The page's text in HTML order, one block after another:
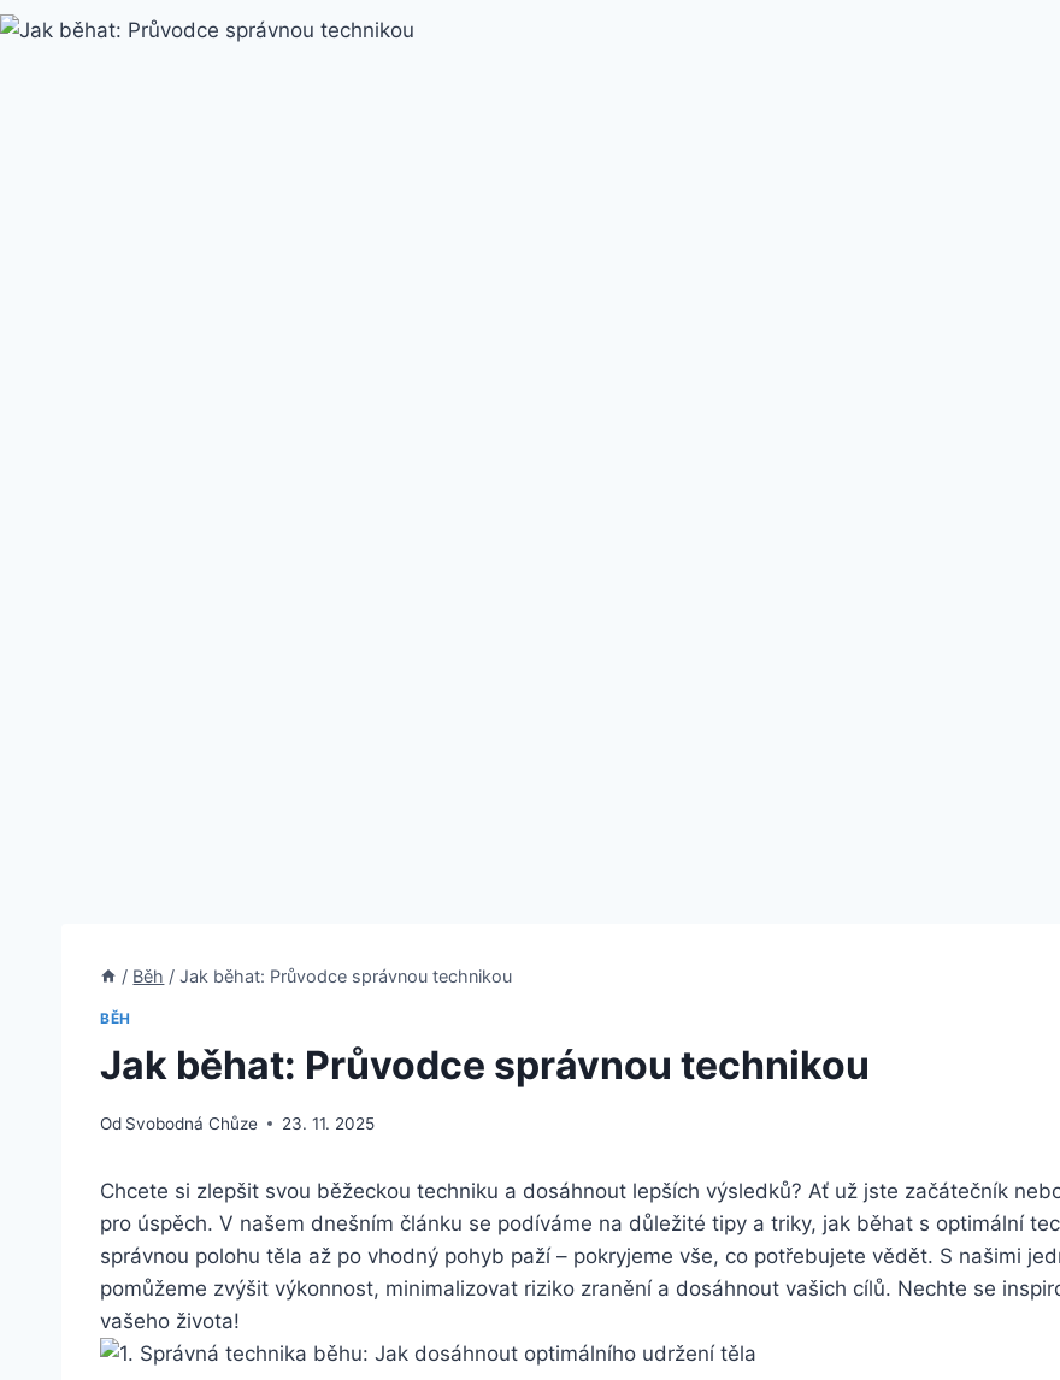
/ Běh / Jak běhat: Průvodce správnou technikou
BĚH
Jak běhat: Průvodce správnou technikou
Od Svobodná Chůze 23. 11. 2025
Chcete si zlepšit svou běžeckou techniku a dosáhnout lepších výsledků? Ať už jste začátečník
pro úspěch. V našem dnešním článku se podíváme na důležité tipy a triky, jak běhat s optimální
správnou polohu těla až po vhodný pohyb paží – pokryjeme vše, co potřebujete vědět. S našimi
pomůžeme zvýšit výkonnost, minimalizovat riziko zranění a dosáhnout vašich cílů. Nechte se
vašeho života!